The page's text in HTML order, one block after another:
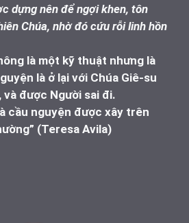
dựng nên để ngợi khen, tôn
Chúa, nhờ đó cứu rỗi linh hồn
là một kỹ thuật nhưng là
là ở lại với Chúa Giê-su
được Người sai đi.
cầu nguyện được xây trên
(Teresa Avila)